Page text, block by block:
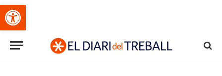
Obre la barra d'eines